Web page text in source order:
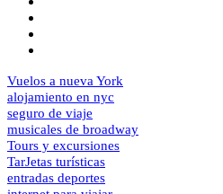
Vuelos a nueva York
alojamiento en nyc
seguro de viaje
musicales de broadway
Tours y excursiones
TarJetas turísticas
entradas deportes